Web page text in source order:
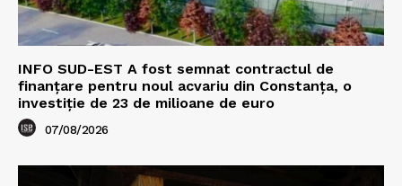
INFO SUD-EST A fost semnat contractul de
finanțare pentru noul acvariu din Constanța, o
investiție de 23 de milioane de euro
07/08/2026